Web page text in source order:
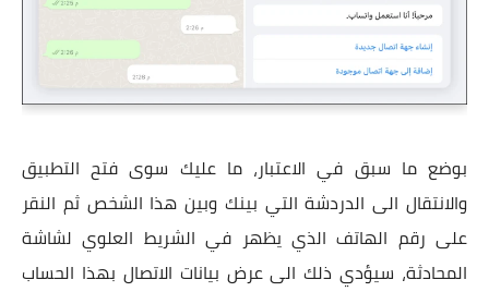
بوضع ما سبق في الاعتبار، ما عليك سوى فتح التطبيق
والانتقال الى الدردشة التي بينك وبين هذا الشخص ثم النقر
على رقم الهاتف الذي يظهر في الشريط العلوي لشاشة
المحادثة، سيؤدي ذلك الى عرض بيانات الاتصال بهذا الحساب